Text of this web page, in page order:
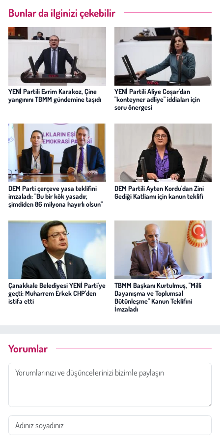
Bunlar da ilginizi çekebilir
YENİ Partili Evrim Karakoz, Çine
yangınını TBMM gündemine taşıdı
YENİ Partili Aliye Coşar'dan
"konteyner adliye" iddiaları için
soru önergesi
DEM Parti çerçeve yasa teklifini
imzaladı: "Bu bir kök yasadır,
şimdiden 86 milyona hayırlı olsun"
DEM Partili Ayten Kordu'dan Zini
Gediği Katliamı için kanun teklifi
Çanakkale Belediyesi YENİ Parti'ye
geçti: Muharrem Erkek CHP'den
istifa etti
TBMM Başkanı Kurtulmuş, "Milli
Dayanışma ve Toplumsal
Bütünleşme" Kanun Teklifini
İmzaladı
Yorumlar